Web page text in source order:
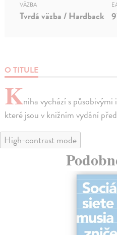
O TITULE
Kniha vychází s
které jsou v knižním vydání
VÄZBA
Tvrdá väzba / Hardback
High-contrast mode